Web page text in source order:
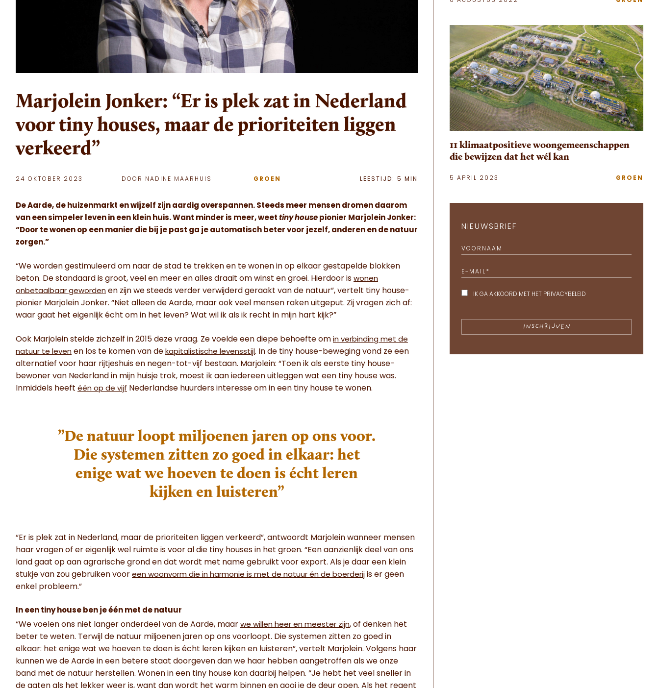
Marjolein Jonker: “Er is plek zat in Nederland
voor tiny houses, maar de prioriteiten liggen
verkeerd”
24 OKTOBER 2023 DOOR NADINE MAARHUIS GROEN LEESTIJD: 5 MIN
De Aarde, de huizenmarkt en wijzelf zijn aardig overspannen. Steeds meer mensen dromen daarom
van een simpeler leven in een klein huis. Want minder is meer, weet tiny house pionier Marjolein Jonker:
“Door te wonen op een manier die bij je past ga je automatisch beter voor jezelf, anderen en de natuur
zorgen.”
“We worden gestimuleerd om naar de stad te trekken en te wonen in op elkaar gestapelde blokken
beton. De standaard is groot, veel en meer en alles draait om winst en groei. Hierdoor is wonen
onbetaalbaar geworden en zijn we steeds verder verwijderd geraakt van de natuur”, vertelt tiny house-
pionier Marjolein Jonker. “Niet alleen de Aarde, maar ook veel mensen raken uitgeput. Zij vragen zich af:
waar gaat het eigenlijk écht om in het leven? Wat wil ik als ik recht in mijn hart kijk?”
Ook Marjolein stelde zichzelf in 2015 deze vraag. Ze voelde een diepe behoefte om in verbinding met de
natuur te leven en los te komen van de kapitalistische levensstijl. In de tiny house-beweging vond ze een
alternatief voor haar rijtjeshuis en negen-tot-vijf bestaan. Marjolein: “Toen ik als eerste tiny house-
bewoner van Nederland in mijn huisje trok, moest ik aan iedereen uitleggen wat een tiny house was.
Inmiddels heeft één op de vijf Nederlandse huurders interesse om in een tiny house te wonen.
”De natuur loopt miljoenen jaren op ons voor.
Die systemen zitten zo goed in elkaar: het
enige wat we hoeven te doen is écht leren
kijken en luisteren”
“Er is plek zat in Nederland, maar de prioriteiten liggen verkeerd”, antwoordt Marjolein wanneer mensen
haar vragen of er eigenlijk wel ruimte is voor al die tiny houses in het groen. “Een aanzienlijk deel van ons
land gaat op aan agrarische grond en dat wordt met name gebruikt voor export. Als je daar een klein
stukje van zou gebruiken voor een woonvorm die in harmonie is met de natuur én de boerderij is er geen
enkel probleem.”
In een tiny house ben je één met de natuur
“We voelen ons niet langer onderdeel van de Aarde, maar we willen heer en meester zijn, of denken het
beter te weten. Terwijl de natuur miljoenen jaren op ons voorloopt. Die systemen zitten zo goed in
elkaar: het enige wat we hoeven te doen is écht leren kijken en luisteren”, vertelt Marjolein. Volgens haar
kunnen we de Aarde in een betere staat doorgeven dan we haar hebben aangetroffen als we onze
band met de natuur herstellen. Wonen in een tiny house kan daarbij helpen. “Je hebt het veel sneller in
de gaten als het lekker weer is, want dan wordt het warm binnen en gooi je de deur open. Als het regent
11 klimaatpositieve woongemeenschappen
die bewijzen dat het wél kan
5 APRIL 2023 GROEN
NIEUWSBRIEF
VOORNAAM
E-MAIL *
IK GA AKKOORD MET HET PRIVACYBELEID